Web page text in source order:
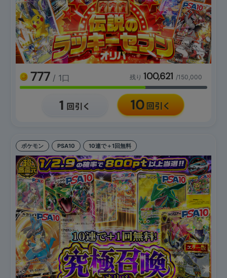
777 / 1口 残り 100,621 /150,000
ポケモン PSA10 10連で＋1回無料